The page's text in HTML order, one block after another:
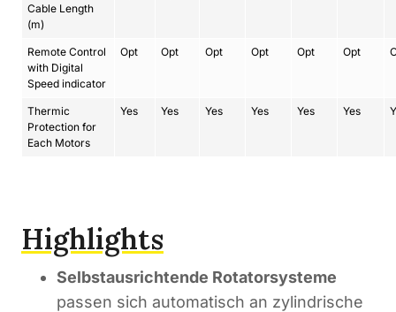
Cable Length
(m)
Remote Control
with Digital
Speed indicator
Opt Opt Opt Opt Opt Opt
Thermic
Protection for
Each Motors
Yes Yes Yes Yes Yes Yes
Highlights
Selbstausrichtende Rotatorsysteme
passen sich automatisch an zylindrische